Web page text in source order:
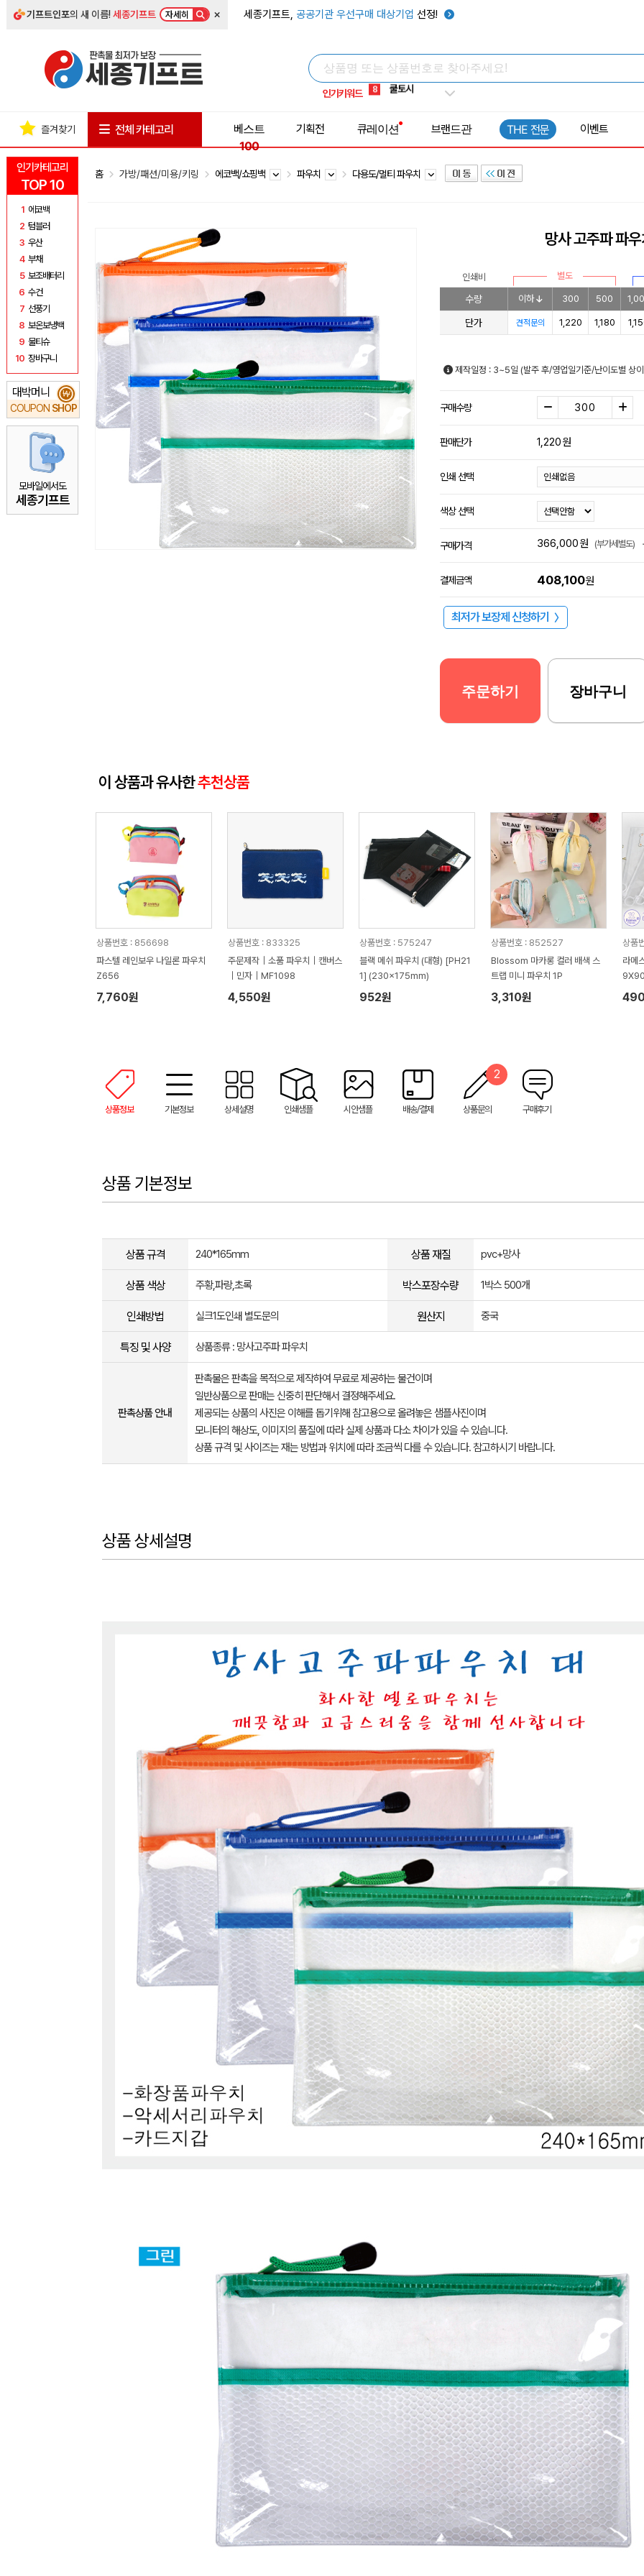
기프트인포의 새 이름!세종기프트 자세히 × 세종기프트, 공공기관 우선구매 대상기업 선정!
인기키워드
5 키캡
8 쿨토시
9 넥쿨러
1 선풍기
인기카테고리
TOP 10
1 에코백
2 텀블러
3 우산
4 부채
5 보조배터리
6 수건
7 선풍기
8 보온보냉백
9 물티슈
10 장바구니
대박머니
COUPON SHOP
₩
모바일에서도
세종기프트
즐겨찾기 전체 카테고리
베스트
100
기획전 큐레이션 브랜드관 THE 전문 이벤트
홈 가방/패션/미용/키링 에코백/쇼핑백 파우치 다용도/멀티 파우치
망사 고주파 파
인쇄비 별도
수량 이하 300 500
단가 견적문의 1,220 1,180
제작일정 : 3~5일 (발주 후/영업일기준/난이도별 상
구매수량
판매단가 1,220원
인쇄 선택
색상 선택
구매가격 366,000원 (부가세별도)
결제금액 408,100원
최저가 보장제 신청하기 〉
주문하기 장바구니
이 상품과 유사한추천상품
상품번호 : 856698
파스텔 레인보우 나일론 파우치
Z656
7,760원
상품번호 : 833325
주문제작｜소품 파우치｜캔버스
｜민자｜MF1098
4,550원
상품번호 : 575247
블랙 메쉬 파우치 (대형) [PH21
1] (230x175mm)
952원
상품번호 : 852527
Blossom 마카롱 컬러 배색 스
트랩 미니 파우치 1P
3,310원
상품
라메
상품정보 기본정보 상세설명 인쇄샘플 시안샘플 배송/결제 상품문의
2
구매후기
상품 기본정보
상품 규격 240*165mm 상품 재질 pvc+망사
상품 색상 주황,파랑,초록 박스포장수량 1박스 500개
인쇄방법 실크1도인쇄 별도문의 원산지 중국
특징 및 사양 상품종류 : 망사고주파 파우치
판촉상품 안내
판촉물은 판촉을 목적으로 제작하여 무료로 제공하는 물건이며
일반상품으로 판매는 신중히 판단해서 결정해주세요.
제공되는 상품의 사진은 이해를 돕기위해 참고용으로 올려놓은 샘플사진이며
모니터의 해상도, 이미지의 품질에 따라 실제 상품과 다소 차이가 있을 수 있습니다.
상품 규격 및 사이즈는 재는 방법과 위치에 따라 조금씩 다를 수 있습니다. 참고하시기 바랍니다.
상품 상세설명